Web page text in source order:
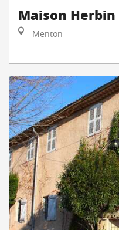
Maison Herbin
Menton